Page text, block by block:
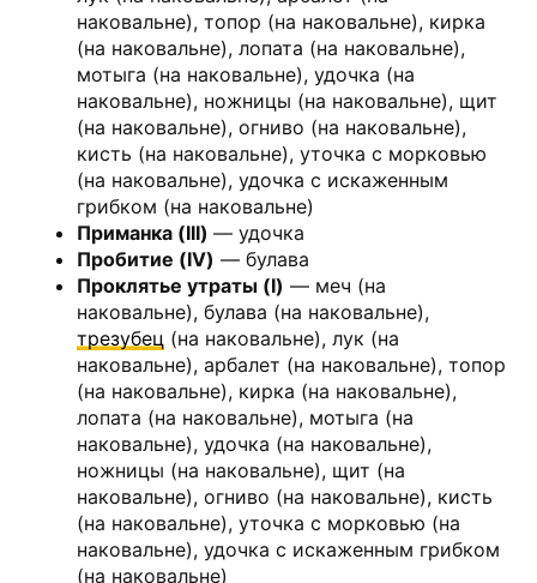
наковальне), топор (на наковальне), кирка
(на наковальне), лопата (на наковальне),
мотыга (на наковальне), удочка (на
наковальне), ножницы (на наковальне), щит
(на наковальне), огниво (на наковальне),
кисть (на наковальне), уточка с морковью
(на наковальне), удочка с искаженным
грибком (на наковальне)
Приманка (III) — удочка
Пробитие (IV) — булава
Проклятье утраты (I) — меч (на
наковальне), булава (на наковальне),
трезубец (на наковальне), лук (на
наковальне), арбалет (на наковальне), топор
(на наковальне), кирка (на наковальне),
лопата (на наковальне), мотыга (на
наковальне), удочка (на наковальне),
ножницы (на наковальне), щит (на
наковальне), огниво (на наковальне), кисть
(на наковальне), уточка с морковью (на
наковальне), удочка с искаженным грибком
(на наковальне)